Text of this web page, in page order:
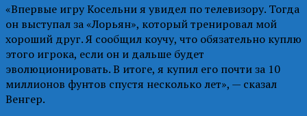
«Впервые игру Косельни я увидел по телевизору. Тогда
он выступал за «Лорьян», который тренировал мой
хороший друг. Я сообщил коучу, что обязательно куплю
этого игрока, если он и дальше будет
эволюционировать. В итоге, я купил его почти за 10
миллионов фунтов спустя несколько лет», — сказал
Венгер.